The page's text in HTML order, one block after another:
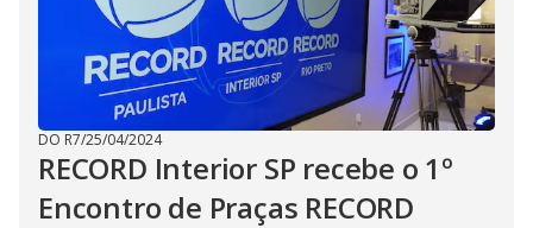
DO R7/25/04/2024
RECORD Interior SP recebe o 1º
Encontro de Praças RECORD